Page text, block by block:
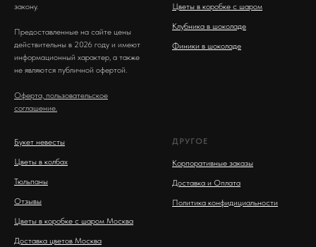
закону.
Предоставленные на сайте цены
действительны в 2026 году и имеют
информационный характер, а также
не являются публичной офертой.
Оферта, пользовательское
соглашение.
Цветы в коробке с шаром
Клубника в шоколаде
Финики в шоколаде
Букет невесты
Цветы в колбах
Тюльпаны
Отзывы
Цветы в коробке с шаром Москва
Доставка цветов Москва
ДРУГОЕ
Корпоративные заказы
Доставка и Оплата
Политика конфидициальности